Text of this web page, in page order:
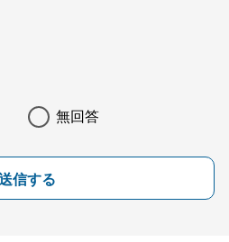
無回答
信する